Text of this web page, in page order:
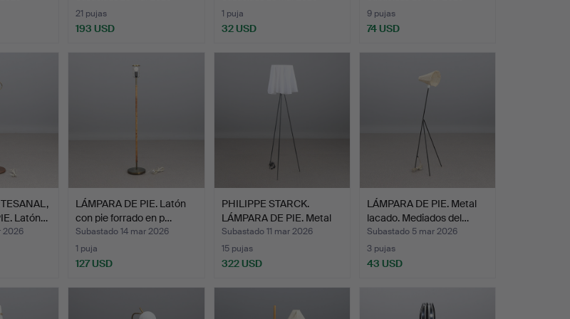
21 pujas
193 USD
1 puja
32 USD
9 pujas
74 USD
Latón…
2026
LÁMPARA DE PIE. Latón
con pie forrado en p…
Subastado 14 mar 2026
1 puja
127 USD
PHILIPPE STARCK.
LÁMPARA DE PIE. Metal
lac…
Subastado 11 mar 2026
15 pujas
322 USD
LÁMPARA DE PIE. Metal
lacado. Mediados del…
Subastado 5 mar 2026
3 pujas
43 USD